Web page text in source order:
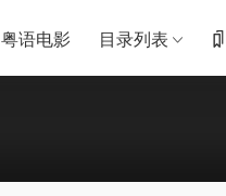
粤语电影 目录列表